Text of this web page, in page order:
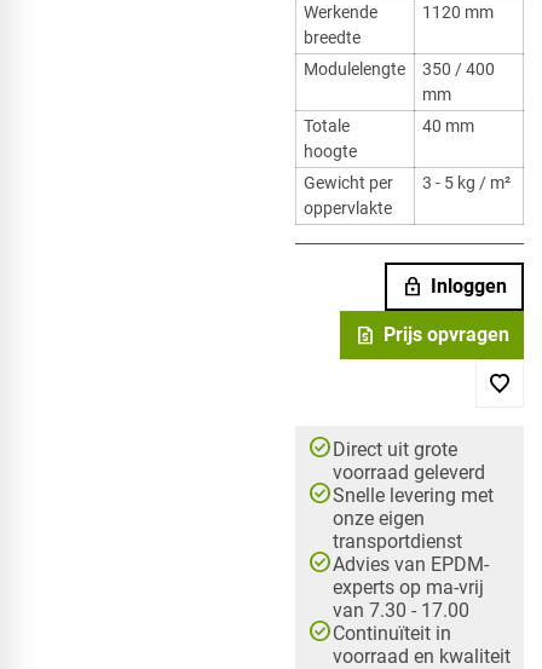
Werkende
breedte
1120 mm
Modulelengte
350 / 400
mm
Totale
hoogte
40 mm
Gewicht per
oppervlakte
3 - 5 kg / m²
lock Inloggen
request_quote Prijs opvragen
check_circleDirect uit grote
voorraad geleverd
check_circleSnelle levering met
onze eigen
transportdienst
check_circleAdvies van EPDM-
experts op ma-vrij
van 7.30 - 17.00
check_circleContinuïteit in
voorraad en kwaliteit